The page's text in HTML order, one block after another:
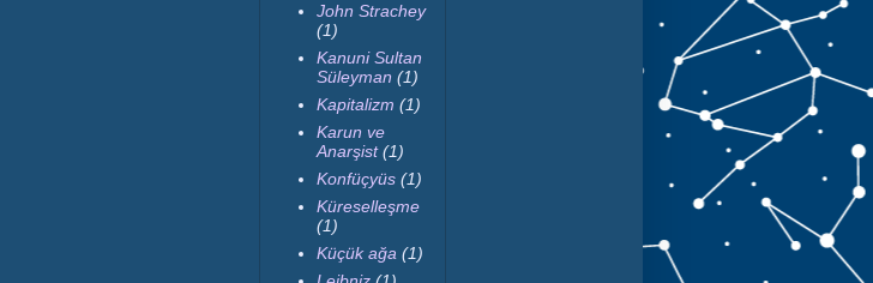
John Strachey
(1)
Kanuni Sultan
Süleyman (1)
Kapitalizm (1)
Karun ve
Anarşist (1)
Konfüçyüs (1)
Küreselleşme
(1)
Küçük ağa (1)